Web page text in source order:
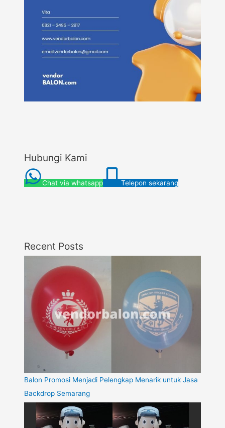
Hubungi Kami
Chat via whatsapp Telepon sekarang
Recent Posts
Balon Promosi Menjadi Pelengkap Menarik untuk Jasa
Backdrop Semarang